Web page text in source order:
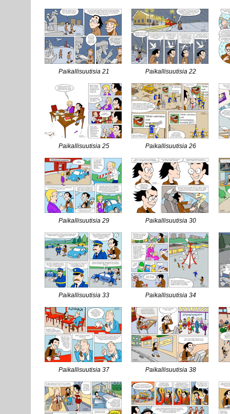
Paikallisuutisia 21 Paikallisuutisia 22
Paikallisuutisia 25 Paikallisuutisia 26
Paikallisuutisia 29 Paikallisuutisia 30
Paikallisuutisia 33 Paikallisuutisia 34
Paikallisuutisia 37 Paikallisuutisia 38